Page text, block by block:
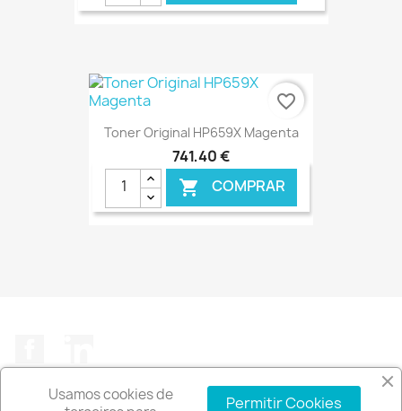
€ ONLINE
Toner Original HP659X Magenta
741,40 €
 COMPRAR
favorite_border
Usamos cookies de
Permitir Cookies